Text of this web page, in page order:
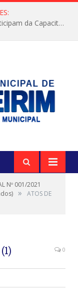
Servidores e Vereadores de Almeirim Participam da Capacitação “Orientar é a Nossa Missão”
Nº 001/2021
»
ATOS DE
0